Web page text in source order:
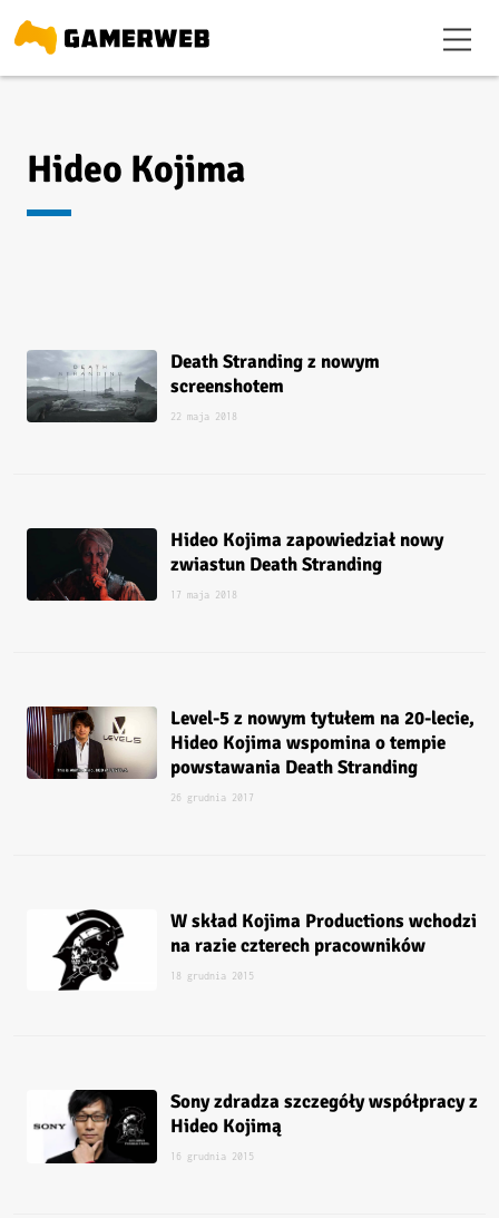
Hideo Kojima
Death Stranding z nowym
screenshotem
22 maja 2018
Hideo Kojima zapowiedział nowy
zwiastun Death Stranding
17 maja 2018
Level-5 z nowym tytułem na 20-lecie,
Hideo Kojima wspomina o tempie
powstawania Death Stranding
26 grudnia 2017
W skład Kojima Productions wchodzi
na razie czterech pracowników
18 grudnia 2015
Sony zdradza szczegóły współpracy z
Hideo Kojimą
16 grudnia 2015